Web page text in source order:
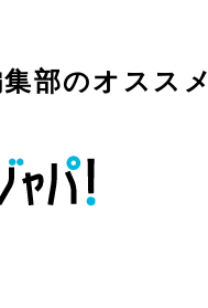
部のオススメ